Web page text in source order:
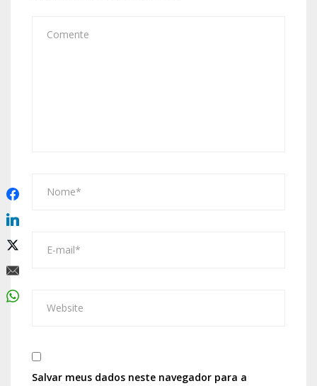
Salvar meus dados neste navegador para a